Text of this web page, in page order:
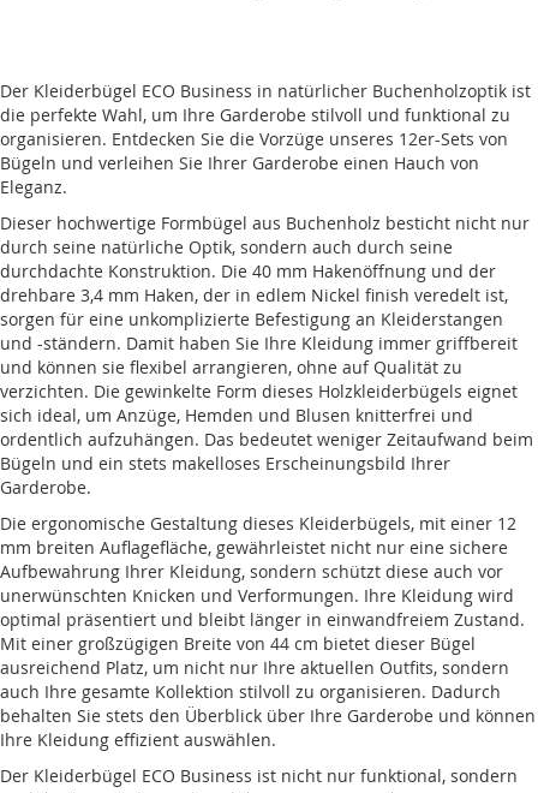
Der Kleiderbügel ECO Business in natürlicher Buchenholzoptik ist
die perfekte Wahl, um Ihre Garderobe stilvoll und funktional zu
organisieren. Entdecken Sie die Vorzüge unseres 12er-Sets von
Bügeln und verleihen Sie Ihrer Garderobe einen Hauch von
Eleganz.
Dieser hochwertige Formbügel aus Buchenholz besticht nicht nur
durch seine natürliche Optik, sondern auch durch seine
durchdachte Konstruktion. Die 40 mm Hakenöffnung und der
drehbare 3,4 mm Haken, der in edlem Nickel finish veredelt ist,
sorgen für eine unkomplizierte Befestigung an Kleiderstangen
und -ständern. Damit haben Sie Ihre Kleidung immer griffbereit
und können sie flexibel arrangieren, ohne auf Qualität zu
verzichten. Die gewinkelte Form dieses Holzkleiderbügels eignet
sich ideal, um Anzüge, Hemden und Blusen knitterfrei und
ordentlich aufzuhängen. Das bedeutet weniger Zeitaufwand beim
Bügeln und ein stets makelloses Erscheinungsbild Ihrer
Garderobe.
Die ergonomische Gestaltung dieses Kleiderbügels, mit einer 12
mm breiten Auflagefläche, gewährleistet nicht nur eine sichere
Aufbewahrung Ihrer Kleidung, sondern schützt diese auch vor
unerwünschten Knicken und Verformungen. Ihre Kleidung wird
optimal präsentiert und bleibt länger in einwandfreiem Zustand.
Mit einer großzügigen Breite von 44 cm bietet dieser Bügel
ausreichend Platz, um nicht nur Ihre aktuellen Outfits, sondern
auch Ihre gesamte Kollektion stilvoll zu organisieren. Dadurch
behalten Sie stets den Überblick über Ihre Garderobe und können
Ihre Kleidung effizient auswählen.
Der Kleiderbügel ECO Business ist nicht nur funktional, sondern